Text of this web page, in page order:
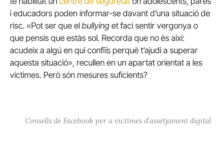
i educadors poden informar-se davant d’una situació de
risc. «Pot ser que el bullying et faci sentir vergonya o
que pensis que estàs sol. Recorda que no és així:
acudeix a algú en qui confiïs perquè t’ajudi a superar
aquesta situació», recullen en un apartat orientat a les
víctimes. Però són mesures suficients?
Consells de Facebook per a víctimes d’assetjament digital